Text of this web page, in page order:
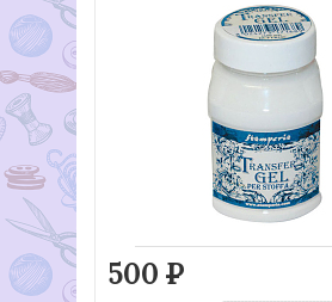
500 Р